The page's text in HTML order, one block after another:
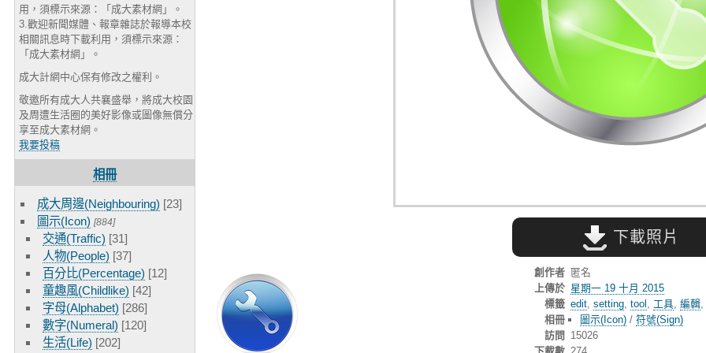
用，須標示來源：「成大素材網」。
3.歡迎新聞媒體、報章雜誌於報導本校
相關訊息時下載利用，須標示來源：
「成大素材網」。
成大計網中心保有修改之權利。
敬邀所有成大人共襄盛舉，將成大校園
及周遭生活圈的美好影像或圖像無償分
享至成大素材網。
我要投稿
相冊
成大周邊(Neighbouring) [23]
圖示(Icon) [884]
交通(Traffic) [31]
人物(People) [37]
百分比(Percentage) [12]
童趣風(Childlike) [42]
字母(Alphabet) [286]
數字(Numeral) [120]
生活(Life) [202]
下載照片
創作者 匿名
上傳於 星期一 19 十月 2015
標籤 edit, setting, tool 工具, 編輯,
相冊
圖示(Icon) /符號(Sign)
訪問
15026